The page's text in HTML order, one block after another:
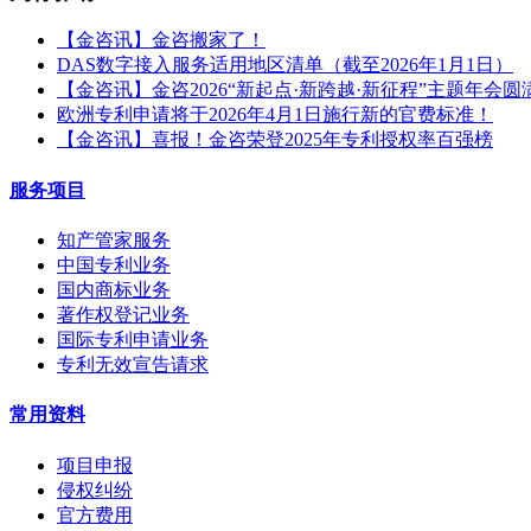
【金咨讯】金咨搬家了！
DAS数字接入服务适用地区清单（截至2026年1月1日）
【金咨讯】金咨2026“新起点·新跨越·新征程”主题年会圆
欧洲专利申请将于2026年4月1日施行新的官费标准！
【金咨讯】喜报！金咨荣登2025年专利授权率百强榜
服务项目
知产管家服务
中国专利业务
国内商标业务
著作权登记业务
国际专利申请业务
专利无效宣告请求
常用资料
项目申报
侵权纠纷
官方费用